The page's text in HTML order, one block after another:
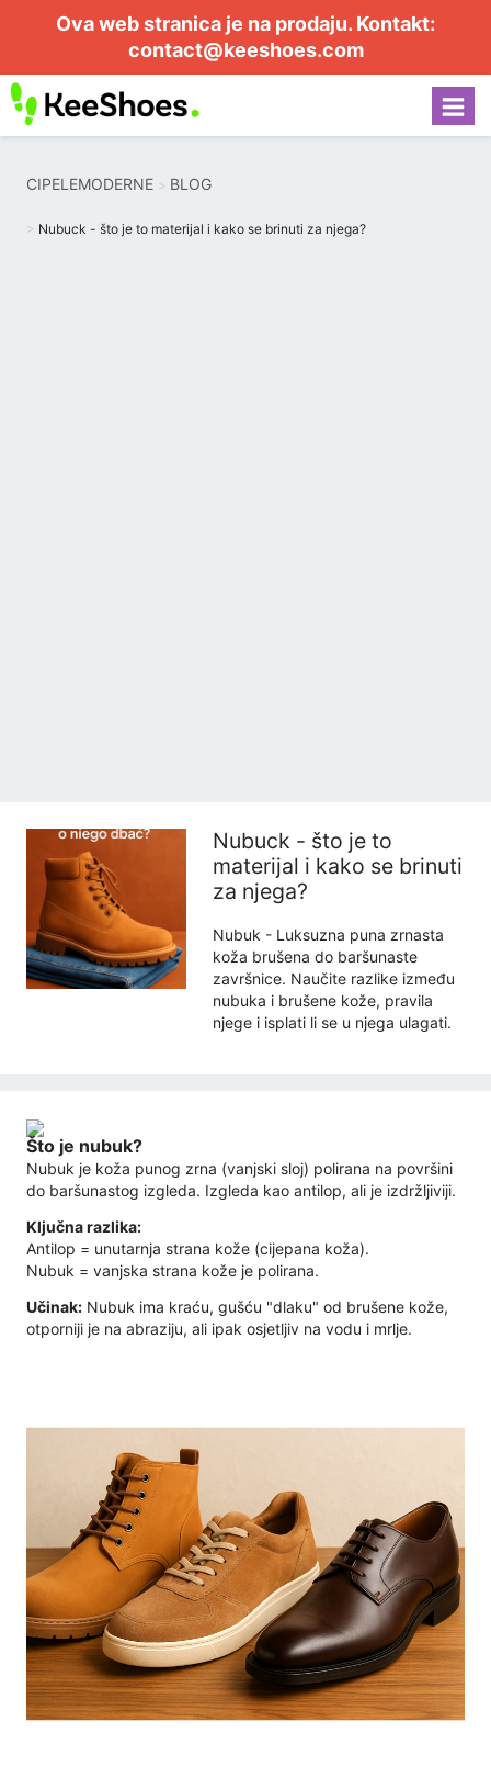
Ova web stranica je na prodaju. Kontakt:
contact@keeshoes.com
CIPELEMODERNE BLOG
Nubuck - što je to materijal i kako se brinuti za njega?
Nubuck - što je to
materijal i kako se brinuti
za njega?
Nubuk - Luksuzna puna zrnasta
koža brušena do baršunaste
završnice. Naučite razlike između
nubuka i brušene kože, pravila
njege i isplati li se u njega ulagati.
Što je nubuk?
Nubuk je koža punog zrna (vanjski sloj) polirana na površini
do baršunastog izgleda. Izgleda kao antilop, ali je izdržljiviji.
Ključna razlika:
Antilop = unutarnja strana kože (cijepana koža).
Nubuk = vanjska strana kože je polirana.
Učinak: Nubuk ima kraću, gušću "dlaku" od brušene kože,
otporniji je na abraziju, ali ipak osjetljiv na vodu i mrlje.